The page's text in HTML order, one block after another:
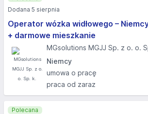
Operator wózka widłowego –
+ darmowe mieszkanie
MGsolutions MGJJ Sp. z o. o.
Niemcy
umowa o pracę
praca od zaraz
Dodana 5 sierpnia
Polecana